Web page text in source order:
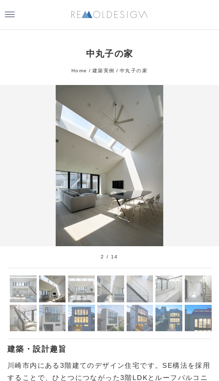
中丸子の家
Home 建築実例 中丸子の家
2 / 14
建築・設計趣旨
川崎市内にある3階建てのデザイン住宅です。SE構法を採用
することで、ひとつにつながった3階LDKとルーフバルコニ